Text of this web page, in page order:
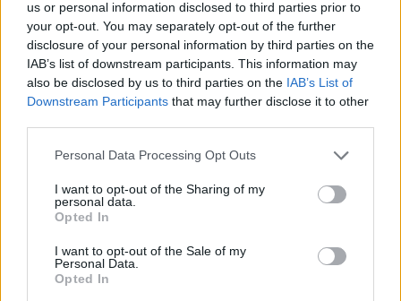
us or personal information disclosed to third parties prior to
your opt-out. You may separately opt-out of the further
disclosure of your personal information by third parties on the
IAB’s list of downstream participants. This information may
also be disclosed by us to third parties on the IAB’s List of
Downstream Participants that may further disclose it to other
Personal Data Processing Opt Outs
I want to opt-out of the Sharing of my
personal data.
Opted In
I want to opt-out of the Sale of my
Personal Data.
Opted In
Larm om misshandel var ensam gamer.Under
söndagskvällen inkom ett larm från oroliga
grannar på en adress i Eriksberg, Uppsala.
Grannarna hade hört skrik från en lägenhet, när
polisen kom till platsen visade det sig vara en
ensam pojke som satt och spelade datorspel.
att inte vara lika högljudd.
Misstänkt drograttfylleri – fem till sjukhus.
Runt 16-tiden i söndags krockade två bilar på väg
27 strax efter Alvesta. En av bilarna började